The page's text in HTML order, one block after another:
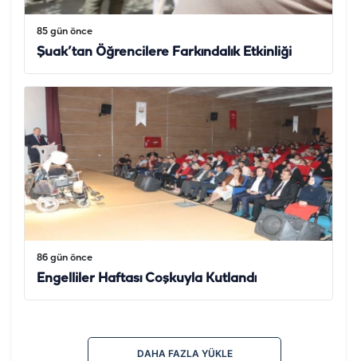
85 gün önce
Şuak’tan Öğrencilere Farkındalık Etkinliği
86 gün önce
Engelliler Haftası Coşkuyla Kutlandı
DAHA FAZLA YÜKLE